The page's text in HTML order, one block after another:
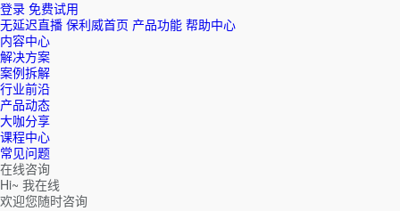
登录 免费试用
无延迟直播 保利威首页 产品功能 帮助中心
内容中心
解决方案
案例拆解
行业前沿
产品动态
大咖分享
课程中心
常见问题
在线咨询
Hi~ 我在线
欢迎您随时咨询